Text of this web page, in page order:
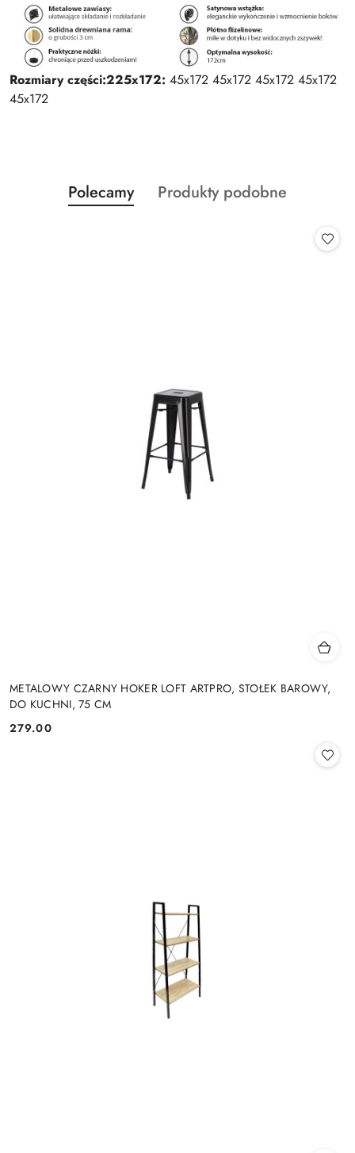
Rozmiary części:225x172: 45x172 45x172 45x172 45x172
45x172
Pomiń karuzelę produktów
Produkty
o
Polecamy
Produkty
Produkty podobne
METALOWY CZARNY HOKER LOFT ARTPRO, STOŁEK BAROWY,
DO KUCHNI, 75 CM
Cena:
279.00